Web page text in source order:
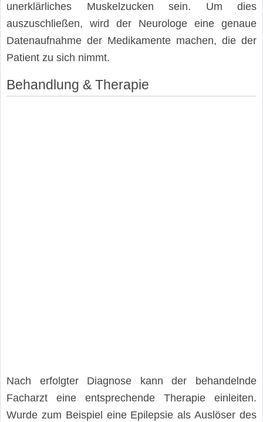
unerklärliches Muskelzucken sein. Um dies
auszuschließen, wird der Neurologe eine genaue
Datenaufnahme der Medikamente machen, die der
Patient zu sich nimmt.
Behandlung & Therapie
Nach erfolgter Diagnose kann der behandelnde
Facharzt eine entsprechende Therapie einleiten.
Wurde zum Beispiel eine Epilepsie als Auslöser des